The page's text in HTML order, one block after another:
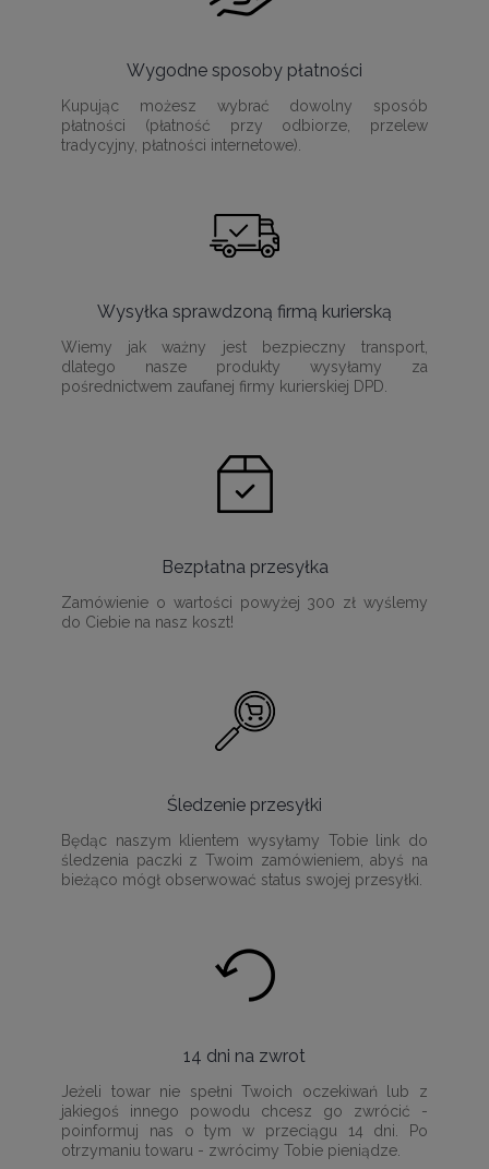
Wygodne sposoby płatności
Kupując możesz wybrać dowolny sposób
płatności (płatność przy odbiorze, przelew
tradycyjny, płatności internetowe).
Wysyłka sprawdzoną firmą kurierską
Wiemy jak ważny jest bezpieczny transport,
dlatego nasze produkty wysyłamy za
pośrednictwem zaufanej firmy kurierskiej DPD.
Bezpłatna przesyłka
Zamówienie o wartości powyżej 300 zł wyślemy
do Ciebie na nasz koszt!
Śledzenie przesyłki
Będąc naszym klientem wysyłamy Tobie link do
śledzenia paczki z Twoim zamówieniem, abyś na
bieżąco mógł obserwować status swojej przesyłki.
14 dni na zwrot
Jeżeli towar nie spełni Twoich oczekiwań lub z
jakiegoś innego powodu chcesz go zwrócić -
poinformuj nas o tym w przeciągu 14 dni. Po
otrzymaniu towaru - zwrócimy Tobie pieniądze.